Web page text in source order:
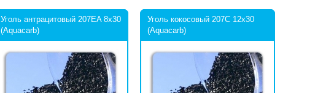
Уголь антрацитовый 207EA 8х30
(Aquacarb)
Уголь кокосовый 207С 12х30
(Aquacarb)